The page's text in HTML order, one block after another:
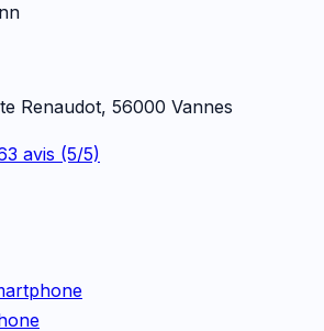
Renaudot, 56000 Vannes
avis (5/5)